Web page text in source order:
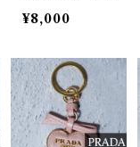
ィヴィアンウエ
ストウッド ジ
チーフグレイン
レザーラウンド
シップ長財布
black
¥8,000